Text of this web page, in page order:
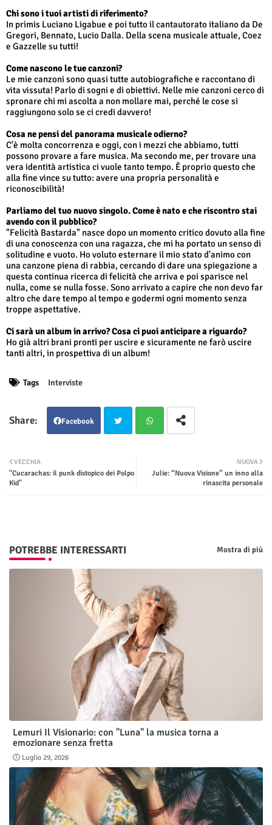
Chi sono i tuoi artisti di riferimento?
In primis Luciano Ligabue e poi tutto il cantautorato italiano da De
Gregori, Bennato, Lucio Dalla. Della scena musicale attuale, Coez
e Gazzelle su tutti!
Come nascono le tue canzoni?
Le mie canzoni sono quasi tutte autobiografiche e raccontano di
vita vissuta! Parlo di sogni e di obiettivi. Nelle mie canzoni cerco di
spronare chi mi ascolta a non mollare mai, perché le cose si
raggiungono solo se ci credi davvero!
Cosa ne pensi del panorama musicale odierno?
C'è molta concorrenza e oggi, con i mezzi che abbiamo, tutti
possono provare a fare musica. Ma secondo me, per trovare una
vera identità artistica ci vuole tanto tempo. È proprio questo che
alla fine vince su tutto: avere una propria personalità e
riconoscibilità!
Parliamo del tuo nuovo singolo. Come è nato e che riscontro stai
avendo con il pubblico?
"Felicità Bastarda" nasce dopo un momento critico dovuto alla fine
di una conoscenza con una ragazza, che mi ha portato un senso di
solitudine e vuoto. Ho voluto esternare il mio stato d'animo con
una canzone piena di rabbia, cercando di dare una spiegazione a
questa continua ricerca di felicità che arriva e poi sparisce nel
nulla, come se nulla fosse. Sono arrivato a capire che non devo far
altro che dare tempo al tempo e godermi ogni momento senza
troppe aspettative.
Ci sarà un album in arrivo? Cosa ci puoi anticipare a riguardo?
Ho già altri brani pronti per uscire e sicuramente ne farò uscire
tanti altri, in prospettiva di un album!
Tags Interviste
Facebook
ter tsap
NUOVA
Julie: “Nuova Visione” un inno alla
rinascita personale
VECCHIA
"Cucarachas: il punk distopico dei Polpo
Kid"
POTREBBE INTERESSARTI Mostra di più
Lemuri Il Visionario: con "Luna" la musica torna a
emozionare senza fretta
Luglio 29, 2026